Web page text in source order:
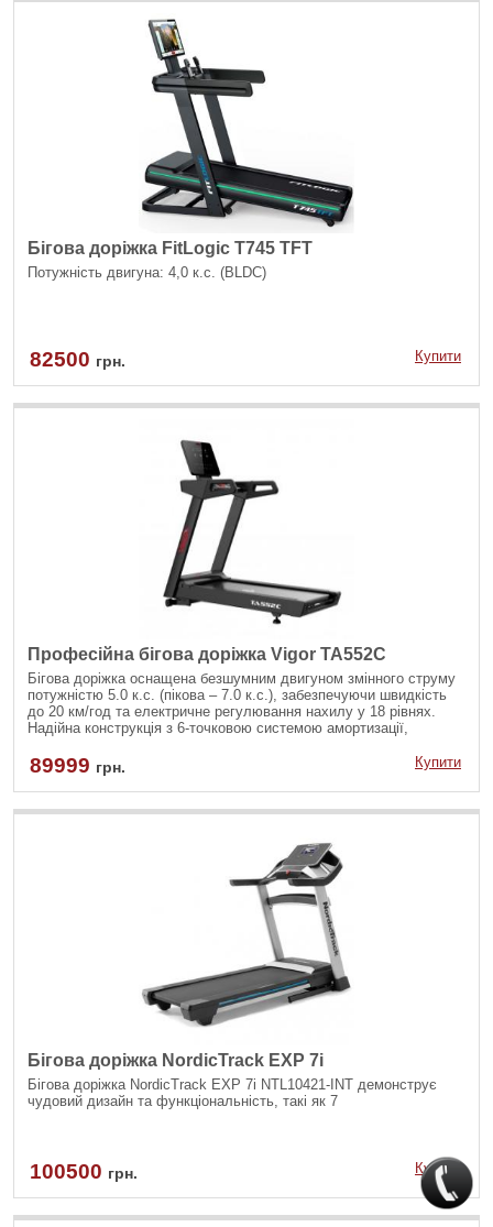
Бігова доріжка FitLogic T745 TFT
Потужність двигуна: 4,0 к.с. (BLDC)
82500 грн. Купити
Професійна бігова доріжка Vigor TA552C
Бігова доріжка оснащена безшумним двигуном змінного струму
потужністю 5.0 к.с. (пікова – 7.0 к.с.), забезпечуючи швидкість
до 20 км/год та електричне регулювання нахилу у 18 рівнях.
Надійна конструкція з 6-точковою системою амортизації,
вагою користувача 160 кг гарантує комфортні та безпечні
тренування.
89999 грн. Купити
Бігова доріжка NordicTrack EXP 7i
Бігова доріжка NordicTrack EXP 7i NTL10421-INT демонструє
чудовий дизайн та функціональність, такі як 7
100500 грн. Купити